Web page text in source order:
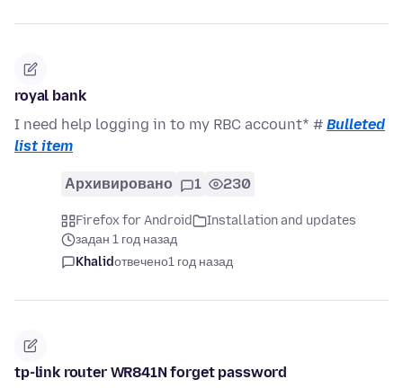
royal bank
I need help logging in to my RBC account* # Bulleted
list item
Архивировано 1 230
Firefox for Android
Installation and updates
задан 1 год назад
Khalidотвечено1 год назад
tp-link router WR841N forget password